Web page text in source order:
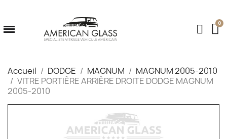
Accueil DODGE MAGNUM
MAGNUM 2005-2010
VITRE PORTIÈRE ARRIÈRE DROITE DODGE MAGNUM
2005-2010